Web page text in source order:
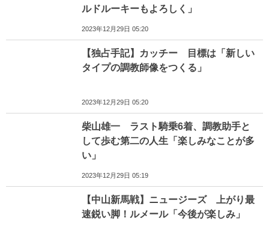
ルドルーキーもよろしく」
2023年12月29日 05:20
【独占手記】カッチー 目標は「新しい
タイプの調教師像をつくる」
2023年12月29日 05:20
柴山雄一 ラスト騎乗6着、調教助手と
して歩む第二の人生「楽しみなことが多
い」
2023年12月29日 05:19
【中山新馬戦】ニュージーズ 上がり最
速鋭い脚！ルメール「今後が楽しみ」